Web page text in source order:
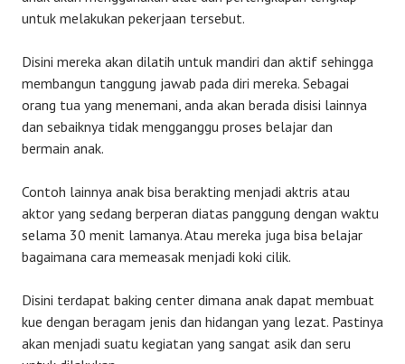
untuk melakukan pekerjaan tersebut.
Disini mereka akan dilatih untuk mandiri dan aktif sehingga
membangun tanggung jawab pada diri mereka. Sebagai
orang tua yang menemani, anda akan berada disisi lainnya
dan sebaiknya tidak mengganggu proses belajar dan
bermain anak.
Contoh lainnya anak bisa berakting menjadi aktris atau
aktor yang sedang berperan diatas panggung dengan waktu
selama 30 menit lamanya. Atau mereka juga bisa belajar
bagaimana cara memeasak menjadi koki cilik.
Disini terdapat baking center dimana anak dapat membuat
kue dengan beragam jenis dan hidangan yang lezat. Pastinya
akan menjadi suatu kegiatan yang sangat asik dan seru